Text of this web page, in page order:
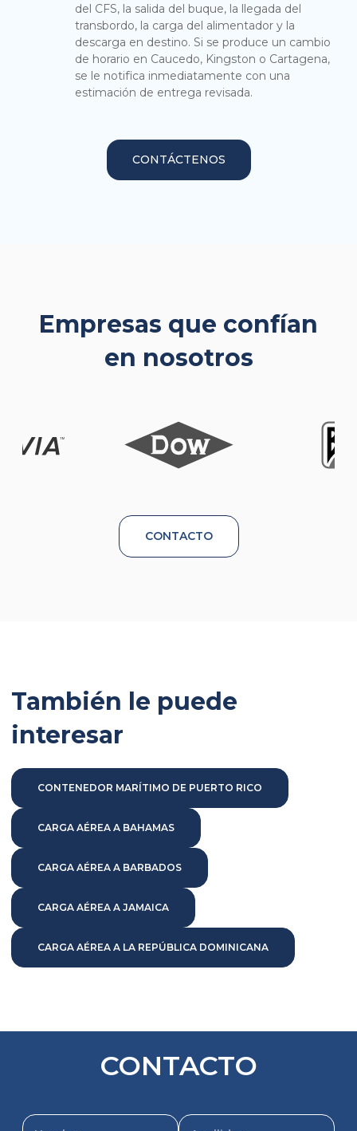
del CFS, la salida del buque, la llegada del
transbordo, la carga del alimentador y la
descarga en destino. Si se produce un cambio
de horario en Caucedo, Kingston o Cartagena,
se le notifica inmediatamente con una
estimación de entrega revisada.
CONTÁCTENOS
Empresas que confían
en nosotros
CONTACTO
También le puede
interesar
CONTENEDOR MARÍTIMO DE PUERTO RICO
CARGA AÉREA A BAHAMAS
CARGA AÉREA A BARBADOS
CARGA AÉREA A JAMAICA
CARGA AÉREA A LA REPÚBLICA DOMINICANA
CONTACTO